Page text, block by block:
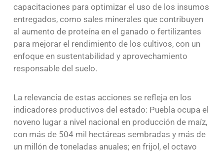
capacitaciones para optimizar el uso de los insumos
entregados, como sales minerales que contribuyen
al aumento de proteína en el ganado o fertilizantes
para mejorar el rendimiento de los cultivos, con un
enfoque en sustentabilidad y aprovechamiento
responsable del suelo.
La relevancia de estas acciones se refleja en los
indicadores productivos del estado: Puebla ocupa el
noveno lugar a nivel nacional en producción de maíz,
con más de 504 mil hectáreas sembradas y más de
un millón de toneladas anuales; en frijol, el octavo